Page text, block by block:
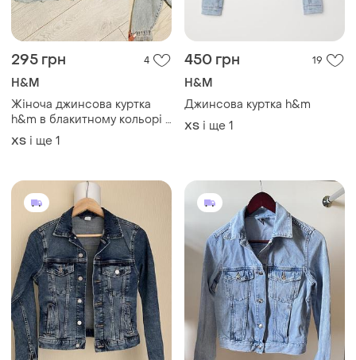
Жіноча джинсова куртка
h&m в блакитному кольорі в
розмірі xs-s
ХS і ще 1
Джинсова куртка h&m
ХS
300 грн 0
H&M
521 грн 0
H&M